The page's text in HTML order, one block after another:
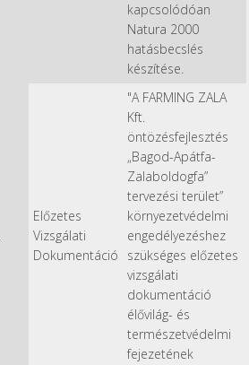
kapcsolódóan
Natura 2000
hatásbecslés
készítése.
Előzetes
Vizsgálati
Dokumentáció
"A FARMING ZALA
Kft.
öntözésfejlesztés
„Bagod-Apátfa-
Zalaboldogfa”
tervezési terület”
környezetvédelmi
engedélyezéshez
szükséges előzetes
vizsgálati
dokumentáció
élővilág- és
természetvédelmi
fejezetének